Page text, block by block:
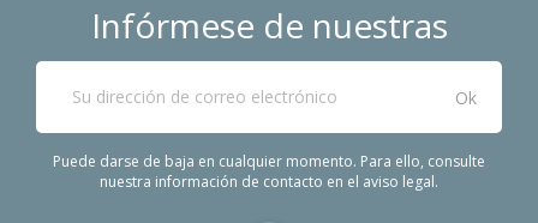
Infórmese de nuestras
últimas noticias
Puede darse de baja en cualquier momento. Para ello, consulte
nuestra información de contacto en el aviso legal.